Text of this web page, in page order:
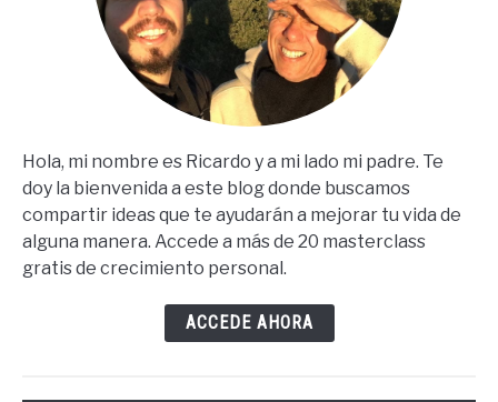
Hola, mi nombre es Ricardo y a mi lado mi padre. Te
doy la bienvenida a este blog donde buscamos
compartir ideas que te ayudarán a mejorar tu vida de
alguna manera. Accede a más de 20 masterclass
gratis de crecimiento personal.
ACCEDE AHORA